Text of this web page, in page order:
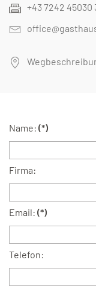
+43 7242 45030
Name: (*)
Firma:
Email: (*)
Telefon: